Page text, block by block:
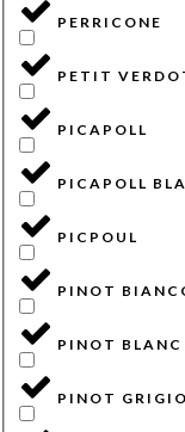
PERRICONE
PETIT
PICAPOLL
PICAPOLL
PICPOUL
PINOT
PINOT BLANC
PINOT GRIGIO